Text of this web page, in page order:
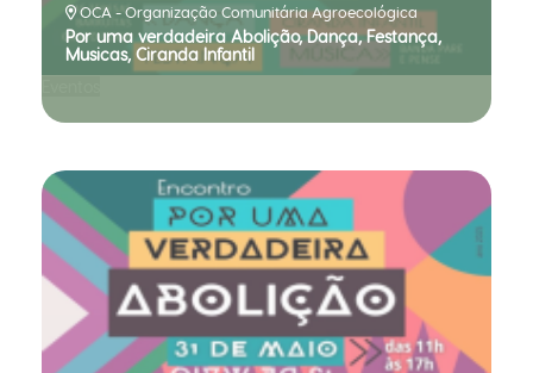
OCA - Organização Comunitária Agroecológica
Por uma verdadeira Abolição, Dança, Festança,
Musicas, Ciranda Infantil